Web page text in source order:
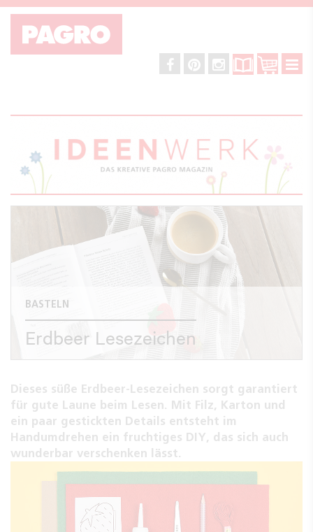
BASTELN
Erdbeer Lesezeichen
Dieses süße Erdbeer-Lesezeichen sorgt garantiert
für gute Laune beim Lesen. Mit Filz, Karton und
ein paar gestickten Details entsteht im
Handumdrehen ein fruchtiges DIY, das sich auch
wunderbar verschenken lässt.